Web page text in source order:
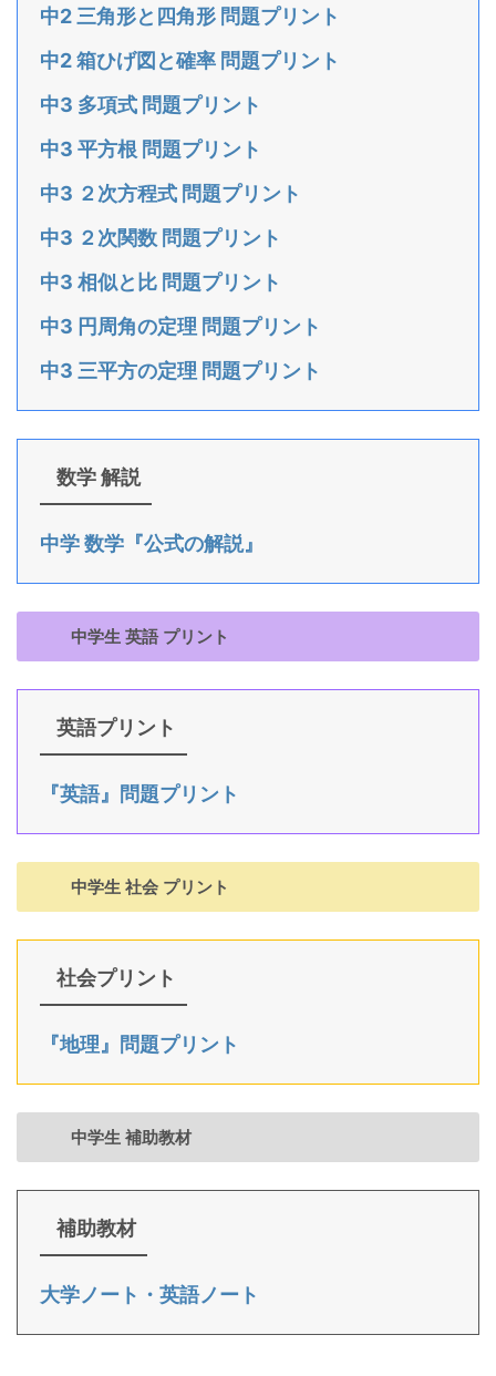
中2 三角形と四角形 問題プリント
中2 箱ひげ図と確率 問題プリント
中3 多項式 問題プリント
中3 平方根 問題プリント
中3 ２次方程式 問題プリント
中3 ２次関数 問題プリント
中3 相似と比 問題プリント
中3 円周角の定理 問題プリント
中3 三平方の定理 問題プリント
数学 解説
中学 数学『公式の解説』
中学生 英語 プリント
英語プリント
『英語』問題プリント
中学生 社会 プリント
社会プリント
『地理』問題プリント
中学生 補助教材
補助教材
大学ノート・英語ノート